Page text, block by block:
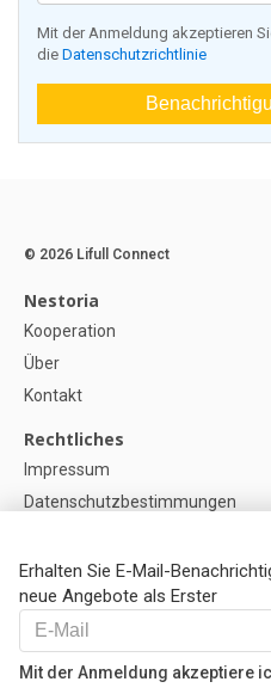
Mit der Anmeldung akzeptieren
die Datenschutzrichtlinie
Erhalten Sie E-Mail-
neue Angebote als Erster
Mit der Anmeldung akzeptiere
© 2026 Lifull Connect
Nestoria
Kooperation
Über
Kontakt
Rechtliches
Impressum
Datenschutzbestimmungen
Cookie-Einstellunge
Hilfe
FAQ
Unsere Partner